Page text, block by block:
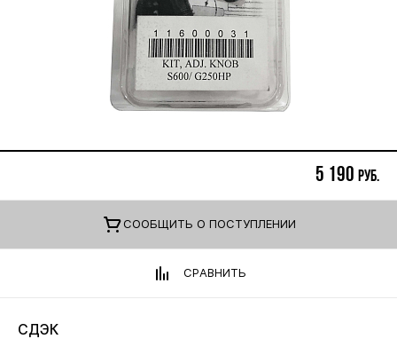
5 190 руб.
CООБЩИТЬ О ПОСТУПЛЕНИИ
СРАВНИТЬ
СДЭК